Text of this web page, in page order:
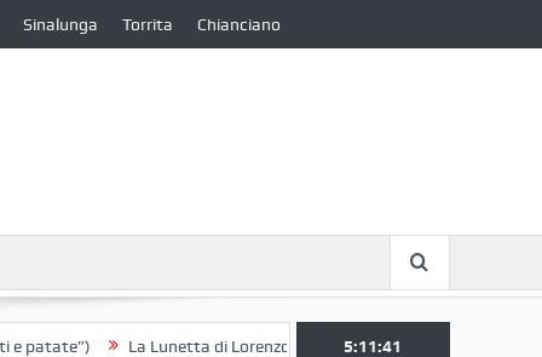
Sinalunga Torrita Chianciano
La Lunetta di Lorenzo Berrettini lascia il Convento di S. Chiara
5:11:41